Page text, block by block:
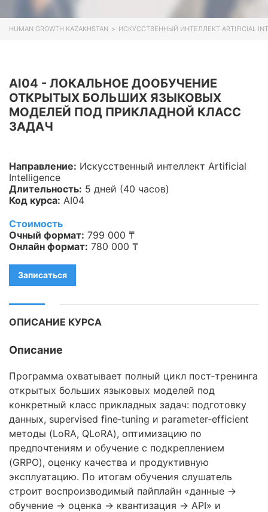
Информационная
безопасность
Asterisk
Industry 4.0
HPE
Kubernetes
Оптические коммуникации
Database
LoRaWAN, Wi-Fi
OpenStack
Aruba
DevOps
Wireshark
Juniper
Palo Alto
Cloud
MikroTik
NetApp
HUMAN GROWTH KAZAKHSTAN > ИСКУССТВЕННЫЙ ИНТЕЛЛЕКТ ARTIFICIAL
AI04 - ЛОКАЛЬНОЕ ДООБУЧЕНИЕ
ОТКРЫТЫХ БОЛЬШИХ ЯЗЫКОВЫХ
МОДЕЛЕЙ ПОД ПРИКЛАДНОЙ КЛАСС
ЗАДАЧ
Направление: Искусственный интеллект Artificial
Intelligence
Длительность: 5 дней (40 часов)
Код курса: AI04
Стоимость
Очный формат: 799 000 ₸
Онлайн формат: 780 000 ₸
Записаться
ОПИСАНИЕ КУРСА
Описание
Программа охватывает полный цикл пост‑тренинга
открытых больших языковых моделей под
конкретный класс прикладных задач: подготовку
данных, supervised fine‑tuning и parameter‑efficient
методы (LoRA, QLoRA), оптимизацию по
предпочтениям и обучение с подкреплением
(GRPO), оценку качества и продуктивную
эксплуатацию. По итогам обучения слушатель
строит воспроизводимый пайплайн «данные →
обучение → оценка → квантизация → API» и